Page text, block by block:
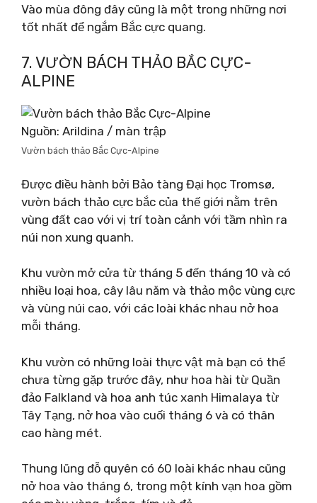
Vào mùa đông đây cũng là một trong những nơi
tốt nhất để ngắm Bắc cực quang.
7. VƯỜN BÁCH THẢO BẮC CỰC-
ALPINE
Nguồn: Arildina / màn trập
Vườn bách thảo Bắc Cực-Alpine
Được điều hành bởi Bảo tàng Đại học Tromsø,
vườn bách thảo cực bắc của thế giới nằm trên
vùng đất cao với vị trí toàn cảnh với tầm nhìn ra
núi non xung quanh.
Khu vườn mở cửa từ tháng 5 đến tháng 10 và có
nhiều loại hoa, cây lâu năm và thảo mộc vùng cực
và vùng núi cao, với các loài khác nhau nở hoa
mỗi tháng.
Khu vườn có những loài thực vật mà bạn có thể
chưa từng gặp trước đây, như hoa hài từ Quần
đảo Falkland và hoa anh túc xanh Himalaya từ
Tây Tạng, nở hoa vào cuối tháng 6 và có thân
cao hàng mét.
Thung lũng đỗ quyên có 60 loài khác nhau cũng
nở hoa vào tháng 6, trong một kính vạn hoa gồm